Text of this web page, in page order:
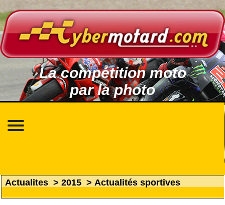
La compétition moto
par la photo
Actualites > 2015 > Actualités sportives